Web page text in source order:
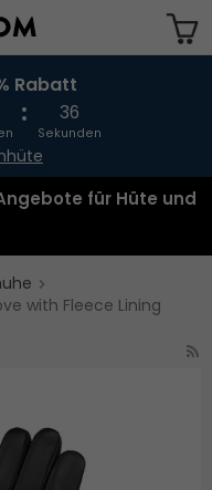
Warenkorb
Rabatt
36
Sekunden
für Hüte und
with Fleece Lining